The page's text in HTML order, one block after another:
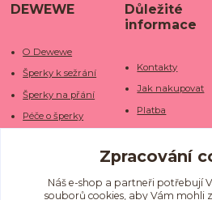
DEWEWE
O Dewewe
Šperky k sežrání
Šperky na přání
Péče o šperky
Kamenné obchody
Fotogalerie
Důležité
informace
Kontakty
Jak nakupovat
Platba
Doba dodání
Doprava
Obchodní
Zpracování
Náš e-shop a partneři potřebují
souborů cookies, aby Vám mohli